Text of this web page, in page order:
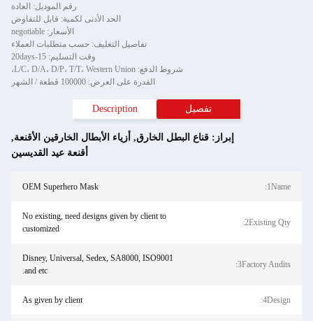
رقم الموديل: العادة
الحد الأدنى لكمية: قابل للتفاوض
الأسعار: negotiable
تفاصيل التغليف: حسب متطلبات العملاء
وقت التسليم: 15-20days
شروط الدفع: L/C، D/A، D/P، T/T، Western Union،
القدرة على العرض: 100000 قطعة / الشهر
تفصيل Description
إبراز: قناع البطل الخارق, أزياء الأبطال الخارقين الأقنعة,
أقنعة عيد القديسين
1Name:
OEM Superhero Mask
2Existing Qty:
No existing, need designs given by client to
customized
3Factory Audits:
Disney, Universal, Sedex, SA8000, ISO9001
and etc.
4Design:
As given by client